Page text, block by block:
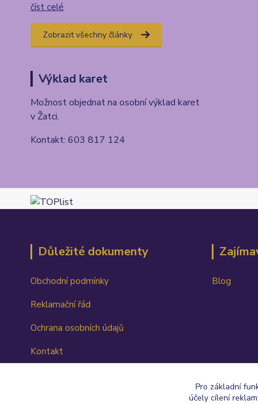
číst celé
Zobrazit všechny články
Výklad karet
Možnost objednat na osobní výklad karet
v Žatci.
Kontakt: 603 817 124
Důležité dokumenty
Obchodní podmínky
Reklamační řád
Ochrana osobních údajů
Kontakt
Blog
Pro základní
účely cílení